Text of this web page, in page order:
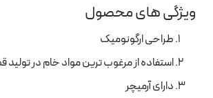
ویژگی های محصول
طراحی ارگونومیک
استفاده از مرغوب ترین مواد خام در تولید
دارای آرمیچر